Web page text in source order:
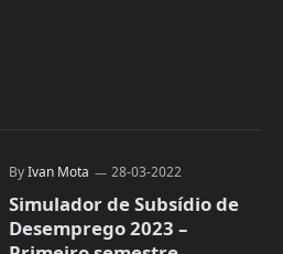
ByIvan Mota 28-03-2022
Simulador de Subsídio de
Desemprego 2023 –